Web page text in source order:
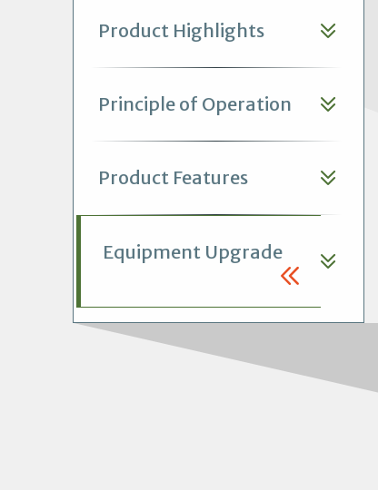
Product Highlights
Principle of Operation
Product Features
Equipment Upgrade